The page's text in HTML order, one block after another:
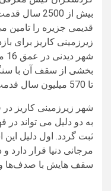
بیش از
قدیمی جزیره را تامین
زیرزمینی کاریز برای
تا 570 میلیون سال قدمت دارند مزین شده است.
شهر زیرزمینی کاریز
به دو دلیل می تواند در
ثبت گردد. اول دلیل این
مرجانی دنیا قرار دارد
سقف هایش با صدف‌ها